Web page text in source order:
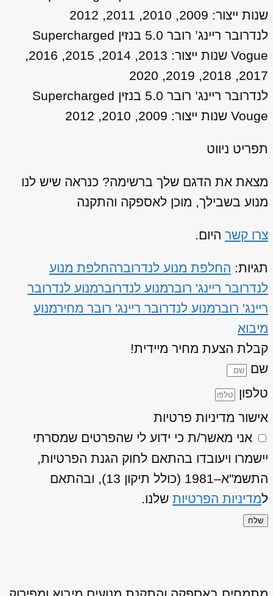
שנות ייצור: 2009, 2010, 2011, 2012
לנדרובר ריינג’ רובר 5.0 בנזין Supercharged
Vogue שנות ייצור: 2013, 2014, 2015, 2016,
2017, 2018, 2019, 2020
לנדרובר ריינג’ רובר 5.0 בנזין Supercharged
Vouge שנות ייצור: 2009, 2010, 2012
תפריט ניווט
מצאת את הדגם שלך ברשימה? כנראה שיש לנו
מנוע בשבילך, מוכן לאספקה והתקנה
צרו קשר היום.
תגיות: החלפת מנוע לנדרוברהחלפת מנוע
לנדרובר ריינג' רוברמנוע לנדרוברמנוע לנדרובר
ריינג' רוברמנוע לנדרובר ריינג' רובר מחירמנוע
מיבוא
קבלת הצעת מחיר מיידית!
שם
טלפון
אישור מדיניות פרטיות
אני מאשר/ת כי ידוע לי שהפרטים שמסרתי
יישמרו ויעובדו בהתאם לחוק הגנת הפרטיות,
התשמ"א–1981 (כולל תיקון 13), ובהתאם
למדיניות הפרטיות שלנו.
שלח